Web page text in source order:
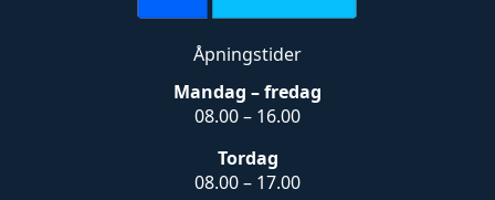
Åpningstider
Mandag – fredag
08.00 – 16.00
Tordag
08.00 – 17.00